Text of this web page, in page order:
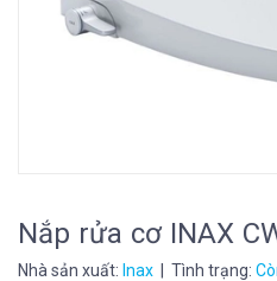
Nắp rửa cơ INAX
Nhà sản xuất: Inax | Tình trạng: